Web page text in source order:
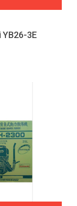
YB26-3E